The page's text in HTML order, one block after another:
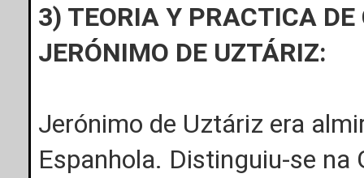
3) TEORIA Y PRACTICA
JERÓNIMO DE UZTÁRIZ:
Jerónimo de Uztáriz era
Espanhola. Distinguiu-se